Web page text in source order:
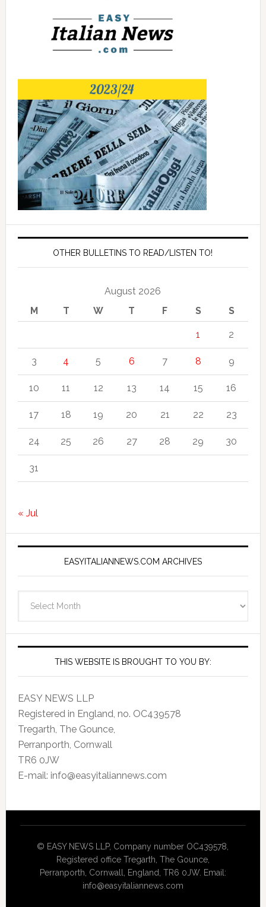
OTHER BULLETINS TO READ/LISTEN TO!
August 2026
M
T W T F S S
1 2
3 4 5 6 7 8 9
10 11 12 13 14 15 16
17 18 19 20 21 22 23
24 25 26 27 28 29 30
31
« Jul
EASYITALIANNEWS.COM ARCHIVES
Archives
THIS WEBSITE IS BROUGHT TO YOU BY:
EASY NEWS LLP
Registered in England, no. OC439578
Tregarth, The Gounce,
Perranporth, Cornwall
TR6 0JW
E-mail: info@easyitaliannews.com
© EASY NEWS LLP, Company number OC439578,
Registered office Tregarth, The Gounce,
Perranporth, Cornwall, England, TR6 0JW. Email:
info@easyitaliannews.com